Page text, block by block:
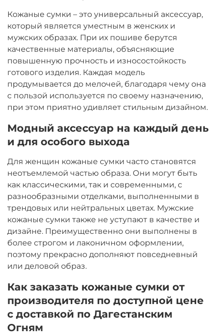
Кожаные сумки – это универсальный аксессуар,
который является уместным в женских и
мужских образах. При их пошиве берутся
качественные материалы, объясняющие
повышенную прочность и износостойкость
готового изделия. Каждая модель
продумывается до мелочей, благодаря чему она
с пользой используется по своему назначению,
при этом приятно удивляет стильным дизайном.
Модный аксессуар на каждый день
и для особого выхода
Для женщин кожаные сумки часто становятся
неотъемлемой частью образа. Они могут быть
как классическими, так и современными, с
разнообразными отделками, выполненными в
трендовых или нейтральных цветах. Мужские
кожаные сумки также не уступают в качестве и
дизайне. Преимущественно они выполнены в
более строгом и лаконичном оформлении,
поэтому прекрасно дополняют повседневный
или деловой образ.
Как заказать кожаные сумки от
производителя по доступной цене
с доставкой по Дагестанским
Огням